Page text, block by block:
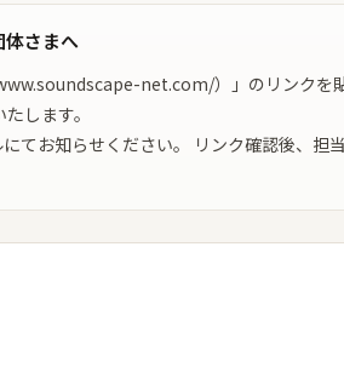
さまへ
net.com/）」のリンクを
します。
てお知らせください。 リンク確認後、担